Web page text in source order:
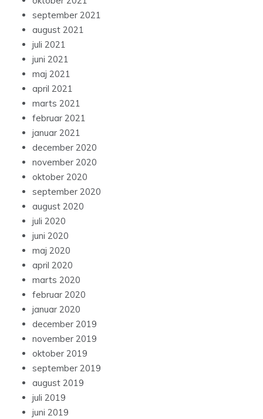
september 2021
august 2021
juli 2021
juni 2021
maj 2021
april 2021
marts 2021
februar 2021
januar 2021
december 2020
november 2020
oktober 2020
september 2020
august 2020
juli 2020
juni 2020
maj 2020
april 2020
marts 2020
februar 2020
januar 2020
december 2019
november 2019
oktober 2019
september 2019
august 2019
juli 2019
juni 2019